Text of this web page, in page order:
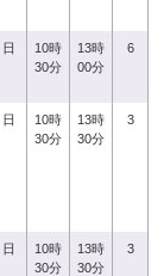
日
10時
30分
13時
00分
6
日
10時
30分
13時
30分
3
日
10時
30分
13時
30分
3